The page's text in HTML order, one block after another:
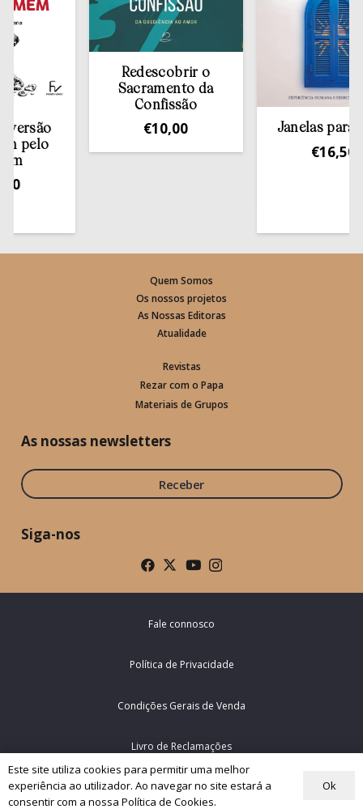
Redescobrir o
Sacramento da
Confissão
10,00 Janelas para Deus
16,50
Quem Somos
Os nossos projetos
As Nossas Editoras
Atualidade
Revistas
Rezar com o Papa
Materiais de Grupos
As nossas newsletters
Receber
Siga-nos
© Rede Mundial da Oração do Papa – Portugal 2026
Fale connosco
Política de Privacidade
Condições Gerais de Venda
Livro de Reclamações
Este site utiliza cookies para permitir uma melhor
experiência ao utilizador. Ao navegar no site estará a
consentir com a nossa Política de Cookies.
Ok